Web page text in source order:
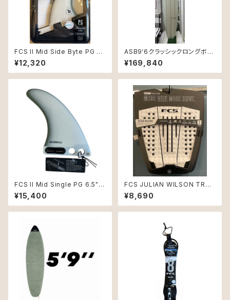
FCS II Mid Side Byte PG 3.
6" Natural/Alpine Retail fin
s
¥12,320
ASB9‘6クラッシックロングボー
ド3ストリンガー
¥169,840
FCS II Mid Single PG 6.5"
Natural/Alpine
¥15,400
FCS JULIAN WILSON TRAC
TION / エフシーエス ジュリア
ンウィルソン トラクション サーフ
ィン デッキパッド
¥8,690